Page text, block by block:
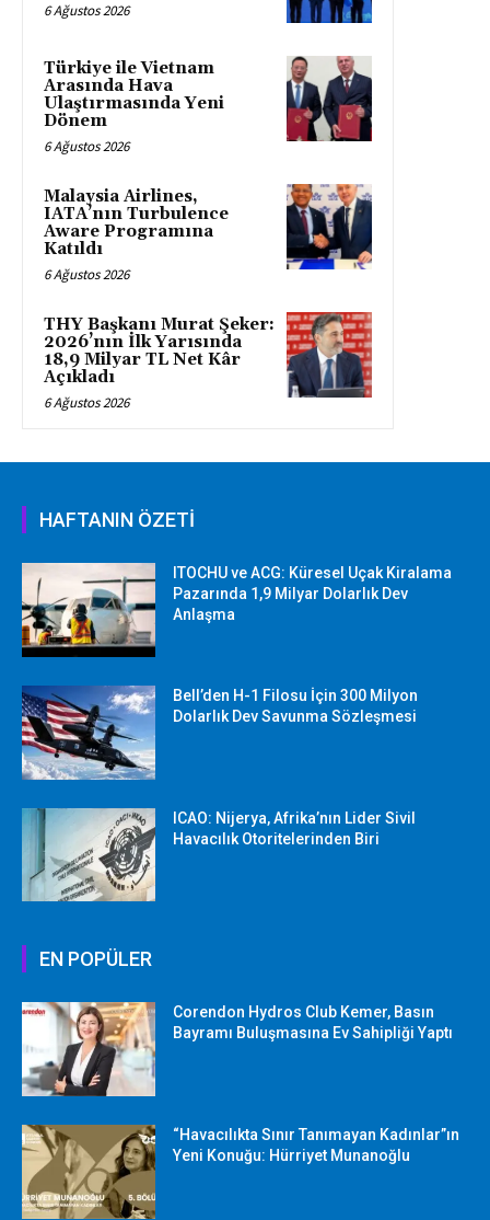
6 Ağustos 2026
Türkiye ile Vietnam
Arasında Hava
Ulaştırmasında Yeni
Dönem
6 Ağustos 2026
Malaysia Airlines,
IATA’nın Turbulence
Aware Programına
Katıldı
6 Ağustos 2026
THY Başkanı Murat Şeker:
2026’nın İlk Yarısında
18,9 Milyar TL Net Kâr
Açıkladı
6 Ağustos 2026
HAFTANIN ÖZETİ
ITOCHU ve ACG: Küresel Uçak Kiralama
Pazarında 1,9 Milyar Dolarlık Dev
Anlaşma
Bell’den H-1 Filosu İçin 300 Milyon
Dolarlık Dev Savunma Sözleşmesi
ICAO: Nijerya, Afrika’nın Lider Sivil
Havacılık Otoritelerinden Biri
EN POPÜLER
Corendon Hydros Club Kemer, Basın
Bayramı Buluşmasına Ev Sahipliği Yaptı
“Havacılıkta Sınır Tanımayan Kadınlar”ın
Yeni Konuğu: Hürriyet Munanoğlu